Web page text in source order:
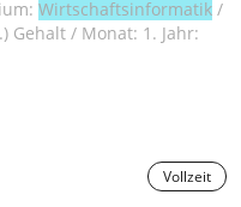
Wirtschaftsinformatik /
Gehalt / Monat: 1. Jahr:
Vollzeit